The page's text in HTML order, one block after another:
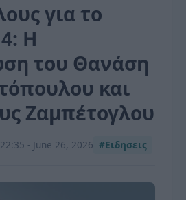
για το
Η
του Θανάση
και
Ζαμπέτογλου
22:35 - June 26, 2026 #Ειδησεις